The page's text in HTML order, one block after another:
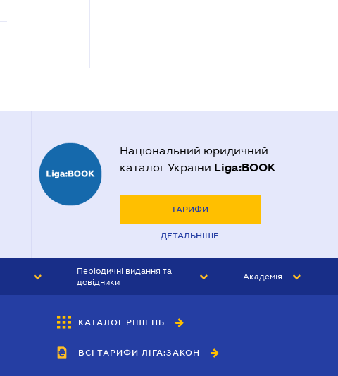
Національний юридичний
каталог України Liga:BOOK
ТАРИФИ
ДЕТАЛЬНІШЕ
Періодичні видання та
довідники
БУХГАЛТЕР&ЗАКОН
ВІСНИК МСФЗ
Академія
КАТАЛОГ РІШЕНЬ
ВСІ ТАРИФИ ЛІГА:ЗАКОН